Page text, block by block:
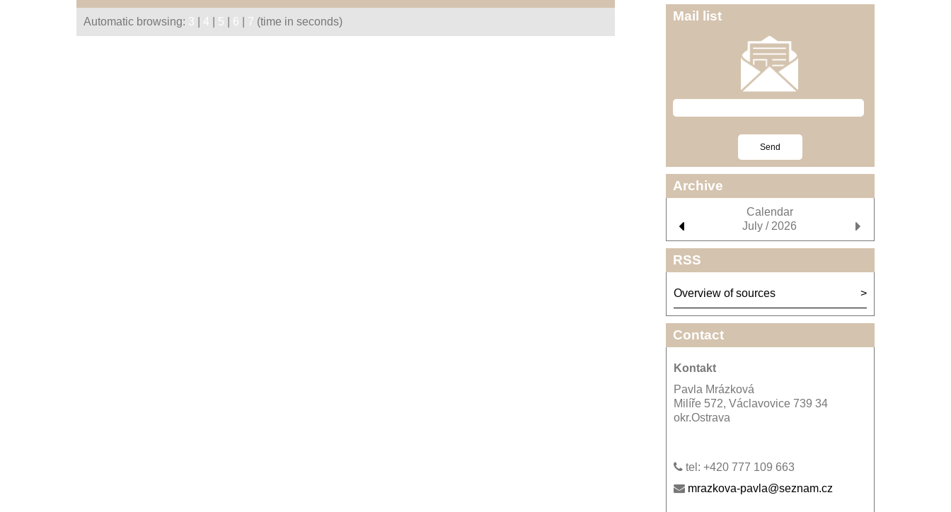
Automatic browsing: 3 4 5 6 7 (time in seconds) Mail list
Archive
Calendar
July / 2026
RSS
Overview of sources
Contact
Kontakt
Pavla Mrázková
Milíře 572, Václavovice 739 34
okr.Ostrava
tel: +420 777 109 663
mrazkova-pavla@seznam.cz